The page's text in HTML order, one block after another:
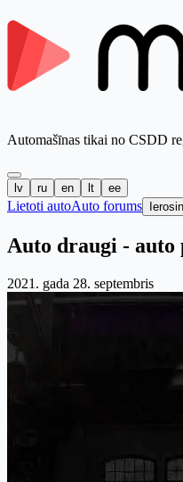
Automašīnas tikai no CSDD
lv ru en lt ee
Lietoti autoAuto forums
Auto draugi - auto
2021. gada 28. septembris